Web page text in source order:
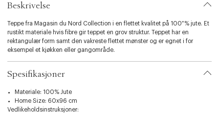
i
n
.
s
e
c
i
o
n
Beskrivelse
Teppe fra Magasin du Nord Collection i en flettet kvalitet på 100 % jute. Et
rustikt materiale hvis fibre gir teppet en grov struktur. Teppet har en
rektangulær form samt den vakreste flettet mønster og er egnet i for
eksempel et kjøkken eller gangområde.
Spesifikasjoner
Materiale: 100% Jute
Home Size: 60x96 cm
Vedlikeholdsinstruksjoner: